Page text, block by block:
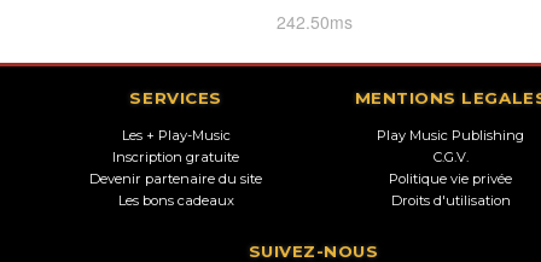
242.50ms
SERVICES
Les + Play-Music
Inscription gratuite
Devenir partenaire du site
Les bons cadeaux
MENTIONS
Play Music Publishing
C.G.V.
Politique vie privée
Droits d'utilisation
SUIVEZ-NOUS